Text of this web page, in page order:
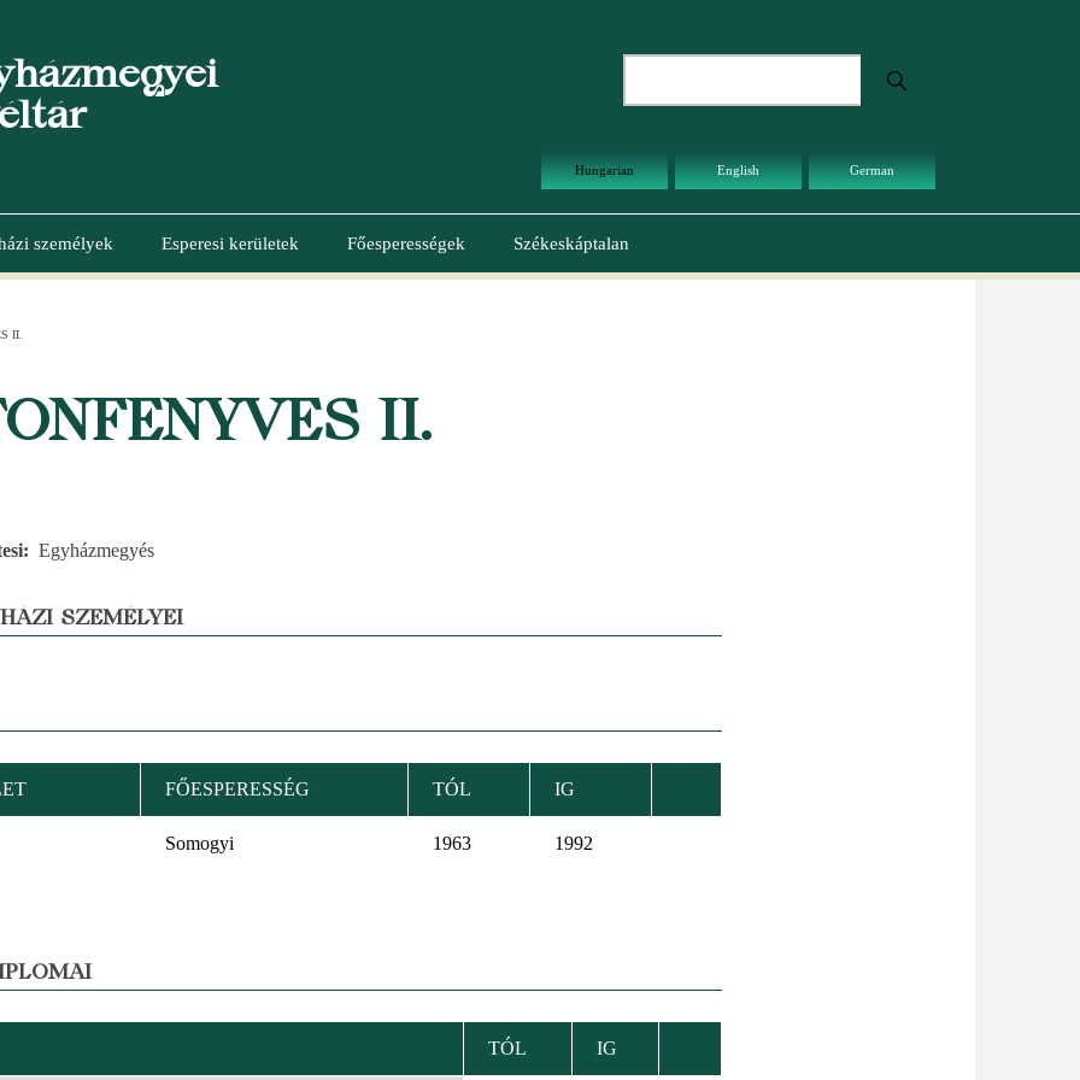
Hungarian English German
személyek Esperesi kerületek Főesperességek Székeskáptalan
II.
II.
Egyházmegyés
SZEMÉLYEI
FŐESPERESSÉG TÓL IG
Somogyi 1963 1992
TÓL IG